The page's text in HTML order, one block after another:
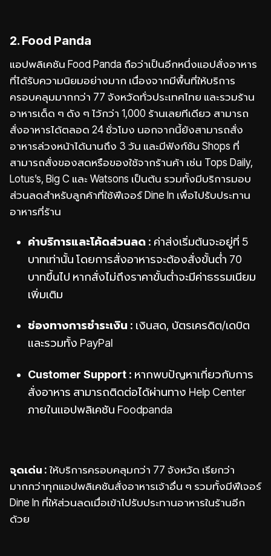
2. Food Panda
แอปพลิเคชัน Food Panda ถือว่าเป็นอีกหนึ่งแอปสั่งอาหาร
ที่ได้รับความนิยมอย่างมาก เนื่องจากมีพื้นที่ให้บริการ
ครอบคลุมมากกว่า 77 จังหวัดทั่วประเทศไทย และรวมร้าน
อาหารเด็ด ๆ ดัง ๆ ไว้กว่า 1,000 ร้านเลยทีเดียว สามารถ
สั่งอาหารได้ตลอด 24 ชั่วโมง นอกจากนี้ยังสามารถสั่ง
อาหารล่วงหน้าได้นานถึง 3 วัน และมีฟังก์ชัน Shops ที่
สามารถสั่งของสดหรือของใช้จากร้านค้า เช่น Tops Daily,
Lotus’s, Big C และ Watsons เป็นต้น รวมทั้งมีบริการมอบ
ส่วนลดสำหรับลูกค้าที่ใช้ฟีเจอร์ Dine In เพื่อไปรับประทาน
อาหารที่ร้าน
ค่าบริการและโค้ดส่วนลด : ค่าส่งเริ่มต้นจะอยู่ที่ 5
บาทเท่านั้น โดยการสั่งอาหารจะต้องสั่งขั้นต่ำ 70
บาทขึ้นไป หากสั่งไม่ถึงราคาขั้นต่ำจะมีค่าธรรมเนียม
เพิ่มเติม
ช่องทางการชำระเงิน : เงินสด, บัตรเครดิต/เดบิต
และรวมทั้ง PayPal
Customer Support : หากพบปัญหาเกี่ยวกับการ
สั่งอาหาร สามารถติดต่อได้ผ่านทาง Help Center
ภายในแอปพลิเคชัน Foodpanda
จุดเด่น :ให้บริการครอบคลุมกว่า 77 จังหวัด เรียกว่า
มากกว่าทุกแอปพลิเคชันสั่งอาหารเจ้าอื่น ๆ รวมทั้งมีฟีเจอร์
Dine In ที่ให้ส่วนลดเมื่อเข้าไปรับประทานอาหารในร้านอีก
ด้วย